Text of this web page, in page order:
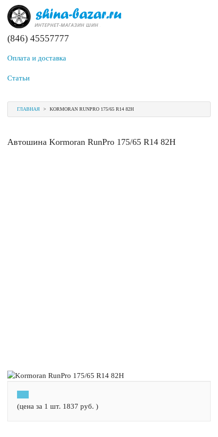
(846) 45557777
Оплата и доставка
Статьи
ГЛАВНАЯ > KORMORAN RUNPRO 175/65 R14 82H
Автошина Kormoran RunPro 175/65 R14 82H
(цена за 1 шт. 1837 руб. )